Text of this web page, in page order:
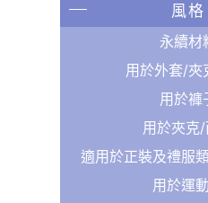
風格
永續材
用於外套/夾
用於褲
用於夾克
適用於正裝及禮服
用於運